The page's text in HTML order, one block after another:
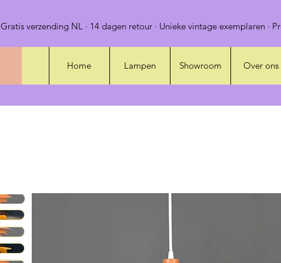
Gratis verzending NL · 14 dagen retour · Unieke vintage exemplaren ·
Home Lampen Showroom Over ons